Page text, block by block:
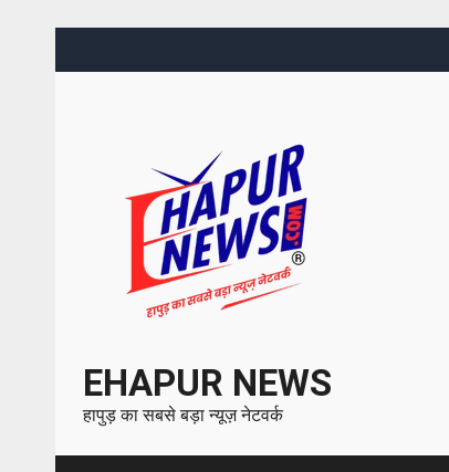
EHAPUR NEWS
हापुड़ का सबसे बड़ा न्यूज़ नेटवर्क